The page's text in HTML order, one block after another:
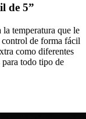
de 5”
la temperatura que le
control de forma fácil
como diferentes
para todo tipo de